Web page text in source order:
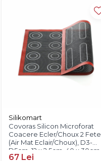
Silikomart
Covoras Silicon Microforat
Coacere Ecler/Choux 2 Fete
(Air Mat Eclair/Choux), D3-
D5cm, 12 x 2.5cm, 40 x 30cm,
Silikomart
67 Lei